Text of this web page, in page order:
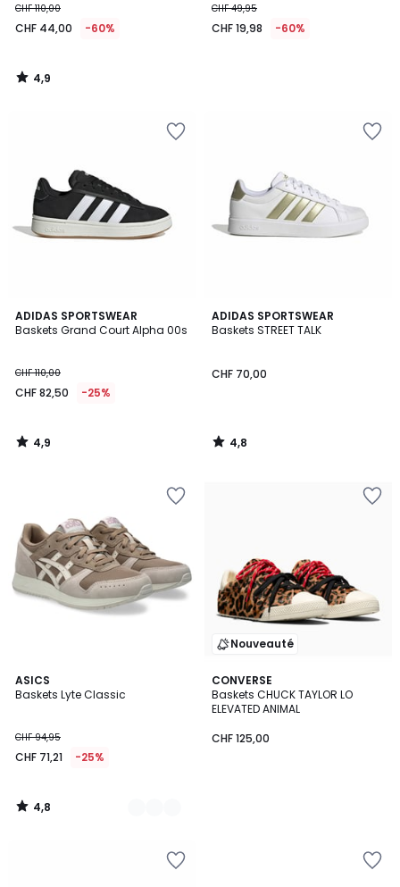
CHF 110,00
CHF 44,00 -60%
4,9
/
CHF 49,95
CHF 19,98 -60%
ADIDAS SPORTSWEAR
Baskets Grand Court Alpha 00s
CHF 110,00
CHF 82,50 -25%
4,9
/ 5
4,9
/
ADIDAS SPORTSWEAR
Baskets STREET TALK
CHF 70,00
4,8
/ 5
4,8
/
ASICS
Baskets Lyte Classic
CHF 94,95
CHF 71,21 -25%
4,8
/ 5
2
Couleurs
4,8
/
Nouveauté
CONVERSE
Baskets CHUCK TAYLOR LO
ELEVATED ANIMAL
CHF 125,00